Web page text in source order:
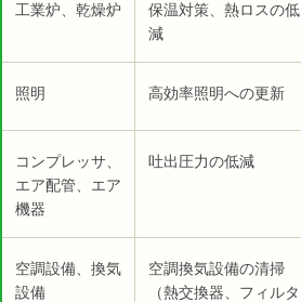
工業炉、乾燥炉
保温対策、熱ロスの低
減
照明 高効率照明への更新
コンプレッサ、
エア配管、エア
機器
吐出圧力の低減
空調設備、換気
設備
空調換気設備の清掃
（熱交換器、フィルタ